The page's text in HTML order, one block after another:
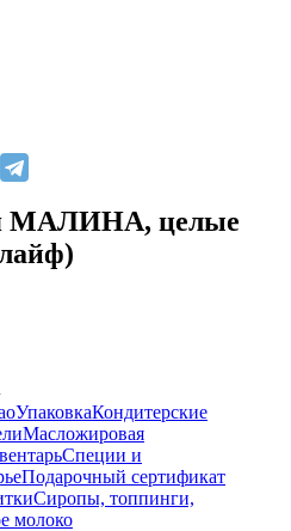
МАЛИНА, целые
УпаковкаКондитерские
Масложировая
Специи и
Подарочный сертификат
Сиропы, топпинги,
молоко